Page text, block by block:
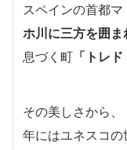
スペインの首都マ
ホ川に三方を囲
息づく町 「トレ
その美しさから、
年にはユネスコ